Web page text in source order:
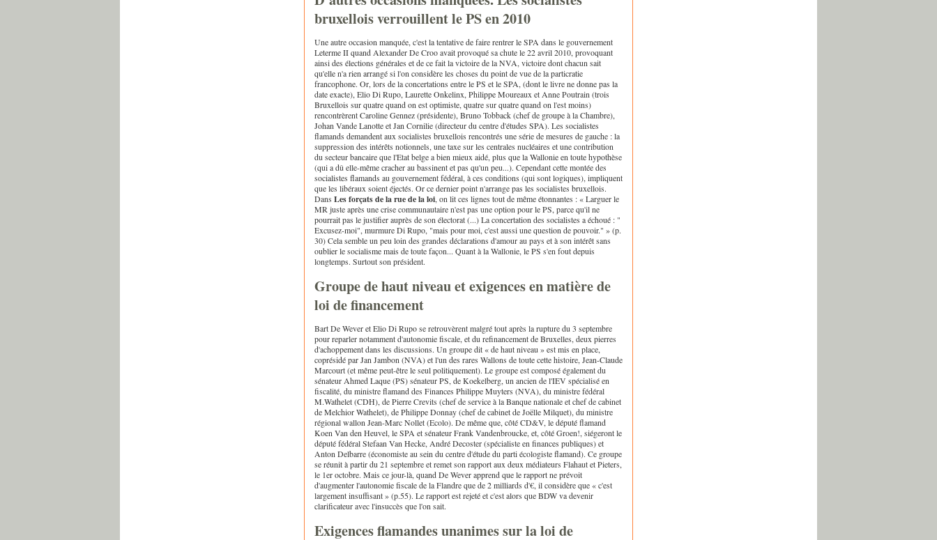
bruxellois verrouillent le PS en 2010
Une autre occasion manquée, c'est la tentative de faire rentrer le SPA dans le gouvernement
Leterme II quand Alexander De Croo avait provoqué sa chute le 22 avril 2010, provoquant
ainsi des élections générales et de ce fait la victoire de la NVA, victoire dont chacun sait
qu'elle n'a rien arrangé si l'on considère les choses du point de vue de la particratie
francophone. Or, lors de la concertations entre le PS et le SPA, (dont le livre ne donne pas la
date exacte), Elio Di Rupo, Laurette Onkelinx, Philippe Moureaux et Anne Poutrain (trois
Bruxellois sur quatre quand on est optimiste, quatre sur quatre quand on l'est moins)
rencontrèrent Caroline Gennez (présidente), Bruno Tobback (chef de groupe à la Chambre),
Johan Vande Lanotte et Jan Cornilie (directeur du centre d'études SPA). Les socialistes
flamands demandent aux socialistes bruxellois rencontrés une série de mesures de gauche : la
suppression des intérêts notionnels, une taxe sur les centrales nucléaires et une contribution
du secteur bancaire que l'Etat belge a bien mieux aidé, plus que la Wallonie en toute hypothèse
(qui a dû elle-même cracher au bassinent et pas qu'un peu...). Cependant cette montée des
socialistes flamands au gouvernement fédéral, à ces conditions (qui sont logiques), impliquent
que les libéraux soient éjectés. Or ce dernier point n'arrange pas les socialistes bruxellois.
Dans Les forçats de la rue de la loi, on lit ces lignes tout de même étonnantes : « Larguer le
MR juste après une crise communautaire n'est pas une option pour le PS, parce qu'il ne
pourrait pas le justifier auprès de son électorat (...) La concertation des socialistes a échoué : "
Excusez-moi", murmure Di Rupo, "mais pour moi, c'est aussi une question de pouvoir." » (p.
30) Cela semble un peu loin des grandes déclarations d'amour au pays et à son intérêt sans
oublier le socialisme mais de toute façon... Quant à la Wallonie, le PS s'en fout depuis
longtemps. Surtout son président.
Groupe de haut niveau et exigences en matière de
loi de financement
Bart De Wever et Elio Di Rupo se retrouvèrent malgré tout après la rupture du 3 septembre
pour reparler notamment d'autonomie fiscale, et du refinancement de Bruxelles, deux pierres
d'achoppement dans les discussions. Un groupe dit « de haut niveau » est mis en place,
coprésidé par Jan Jambon (NVA) et l'un des rares Wallons de toute cette histoire, Jean-Claude
Marcourt (et même peut-être le seul politiquement). Le groupe est composé également du
sénateur Ahmed Laque (PS) sénateur PS, de Koekelberg, un ancien de l'IEV spécialisé en
fiscalité, du ministre flamand des Finances Philippe Muyters (NVA), du ministre fédéral
M.Wathelet (CDH), de Pierre Crevits (chef de service à la Banque nationale et chef de cabinet
de Melchior Wathelet), de Philippe Donnay (chef de cabinet de Joëlle Milquet), du ministre
régional wallon Jean-Marc Nollet (Ecolo). De même que, côté CD&V, le député flamand
Koen Van den Heuvel, le SPA et sénateur Frank Vandenbroucke, et, côté Groen!, siégeront le
député fédéral Stefaan Van Hecke, André Decoster (spécialiste en finances publiques) et
Anton Delbarre (économiste au sein du centre d'étude du parti écologiste flamand). Ce groupe
se réunit à partir du 21 septembre et remet son rapport aux deux médiateurs Flahaut et Pieters,
le 1er octobre. Mais ce jour-là, quand De Wever apprend que le rapport ne prévoit
d'augmenter l'autonomie fiscale de la Flandre que de 2 milliards d'€, il considère que « c'est
largement insuffisant » (p.55). Le rapport est rejeté et c'est alors que BDW va devenir
clarificateur avec l'insuccès que l'on sait.
Exigences flamandes unanimes sur la loi de